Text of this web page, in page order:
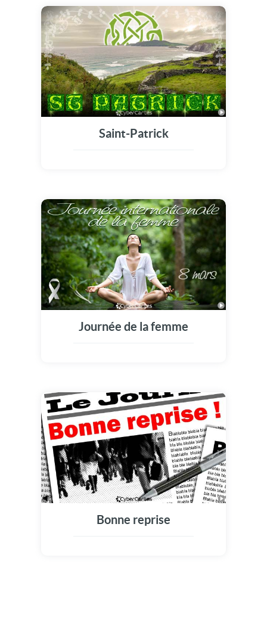
Saint-Patrick
Journée de la femme
Bonne reprise